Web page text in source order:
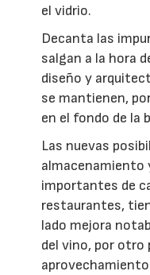
el vidrio.
Decanta las
salgan a la hora
diseño y
se mantienen,
en el fondo de la
Las nuevas
almacenamiento
importantes de
restaurantes,
lado mejora
del vino, por otro